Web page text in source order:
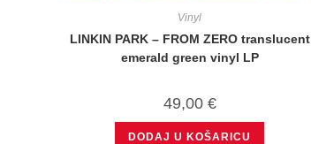
Vinyl
LINKIN PARK – FROM ZERO translucent
emerald green vinyl LP
49,00 €
DODAJ U KOŠARICU